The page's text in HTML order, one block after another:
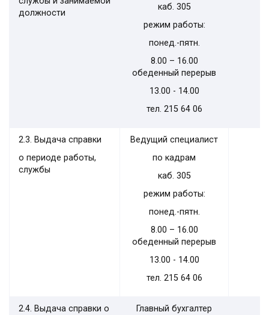
должности
каб. 305
режим работы:
понед.-пятн.
8.00 – 16.00
обеденный перерыв
13.00 - 14.00
тел. 215 64 06
2.3. Выдача справки
о периоде работы,
службы
Ведущий специалист
по кадрам
каб. 305
режим работы:
понед.-пятн.
8.00 – 16.00
обеденный перерыв
13.00 - 14.00
тел. 215 64 06
2.4. Выдача справки о
Главный бухгалтер